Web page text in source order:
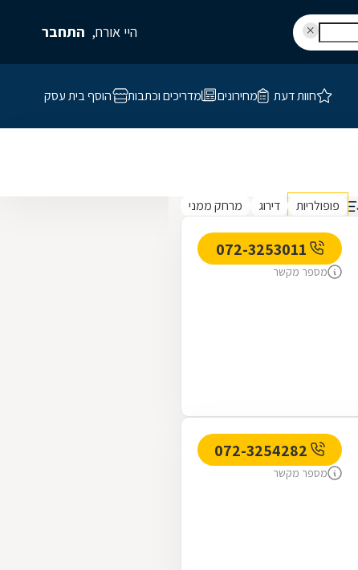
היי אורח, התחבר
חוות דעת מחירונים מדריכים וכתבות הוסף בית עסק
פופולריות דירוג מרחק ממני
מספר מקשר
מספר מקשר